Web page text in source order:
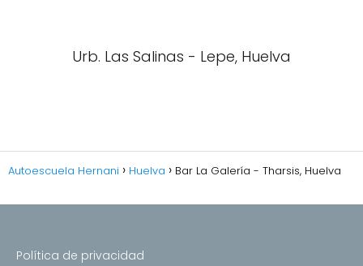
Urb. Las Salinas - Lepe, Huelva
Autoescuela Hernani Huelva Bar La Galería - Tharsis, Huelva
Política de privacidad